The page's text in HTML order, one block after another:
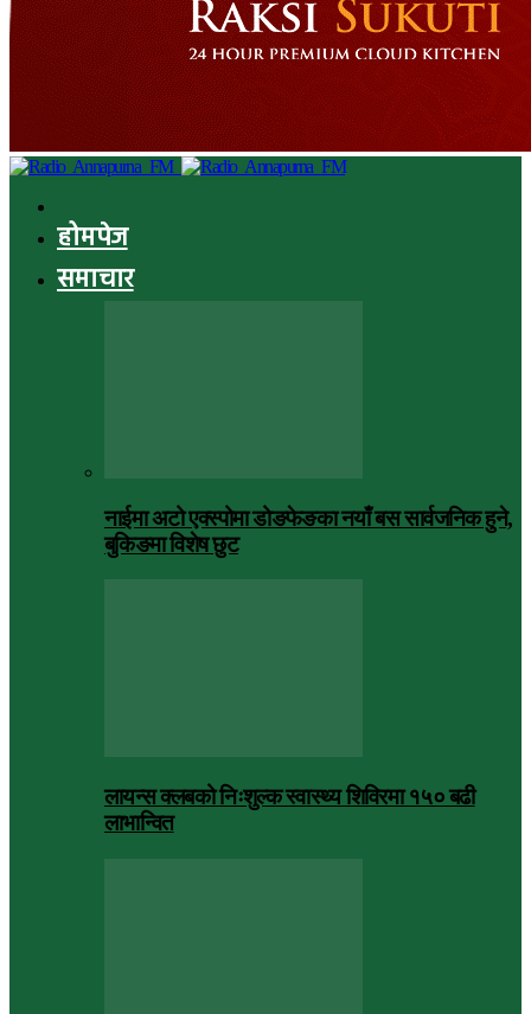
होमपेज
समाचार
नाईमा अटो एक्स्पोमा डोङफेङका नयाँ बस सार्वजनिक हुने,
बुकिङमा विशेष छुट
लायन्स क्लबको निःशुल्क स्वास्थ्य शिविरमा १५० बढी
लाभान्वित